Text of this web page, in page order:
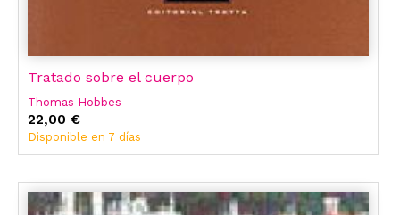
Tratado sobre el cuerpo
Thomas Hobbes
22,00 €
Disponible en 7 días